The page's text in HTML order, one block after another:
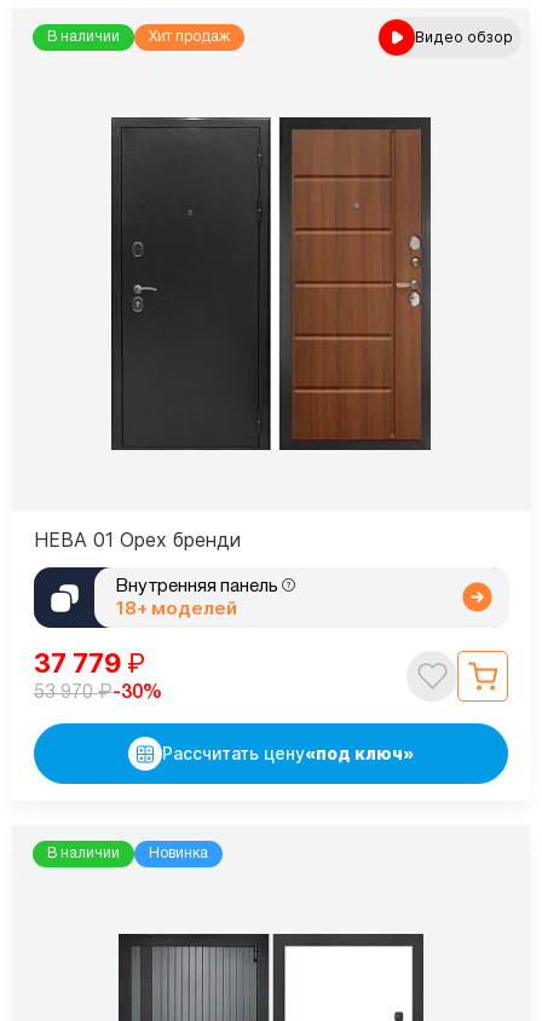
В наличии Хит продаж Видео обзор
НЕВА 01 Орех бренди
Внутренняя панель
18+ моделей
37 779 ₽
53 970₽-30%
Рассчитать цену«под ключ»
В наличии Новинка